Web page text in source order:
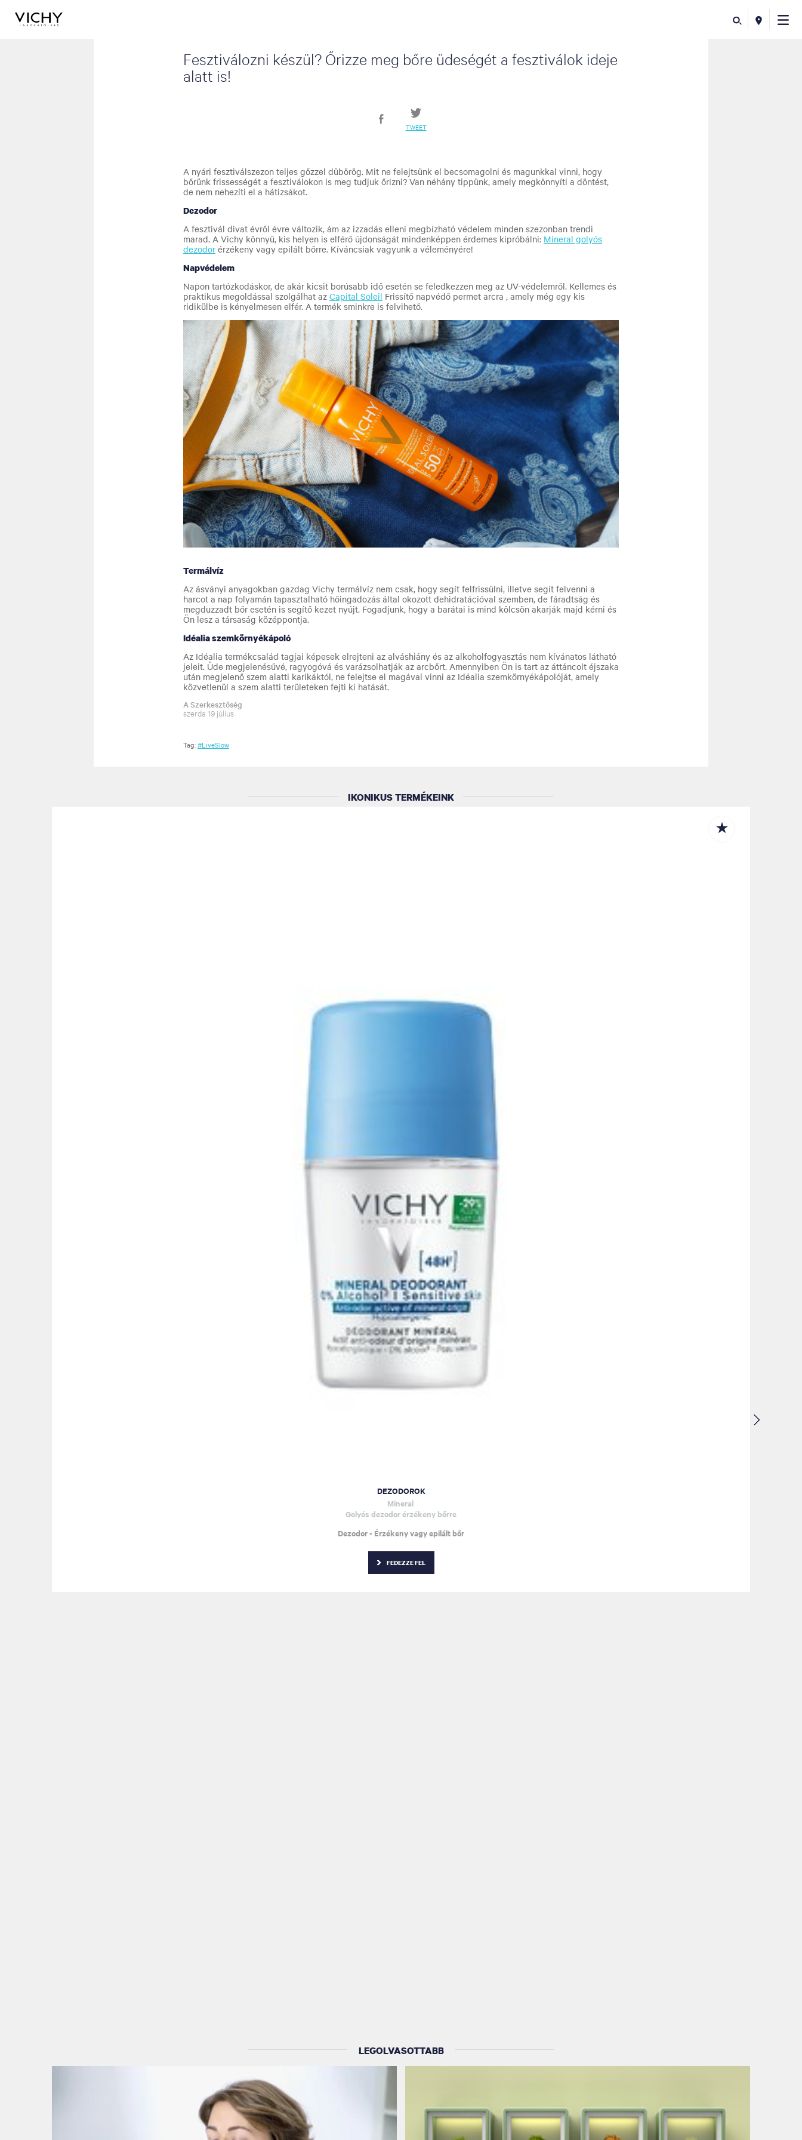
Fesztiválozni készül? Őrizze meg bőre üdeségét a fesztiválok ideje
alatt is!
TWEET
A nyári fesztiválszezon teljes gőzzel dübörög. Mit ne felejtsünk el becsomagolni és magunkkal vinni, hogy
bőrünk frissességét a fesztiválokon is meg tudjuk őrizni? Van néhány tippünk, amely megkönnyíti a döntést,
de nem nehezíti el a hátizsákot.
Dezodor
A fesztivál divat évről évre változik, ám az izzadás elleni megbízható védelem minden szezonban trendi
marad. A Vichy könnyű, kis helyen is elférő újdonságát mindenképpen érdemes kipróbálni: Mineral golyós
dezodor érzékeny vagy epilált bőrre. Kíváncsiak vagyunk a véleményére!
Napvédelem
Napon tartózkodáskor, de akár kicsit borúsabb idő esetén se feledkezzen meg az UV-védelemről. Kellemes és
praktikus megoldással szolgálhat az Capital Soleil Frissítő napvédő permet arcra , amely még egy kis
ridikülbe is kényelmesen elfér. A termék sminkre is felvihető.
Termálvíz
Az ásványi anyagokban gazdag Vichy termálvíz nem csak, hogy segít felfrissülni, illetve segít felvenni a
harcot a nap folyamán tapasztalható hőingadozás által okozott dehidratációval szemben, de fáradtság és
megduzzadt bőr esetén is segítő kezet nyújt. Fogadjunk, hogy a barátai is mind kölcsön akarják majd kérni és
Ön lesz a társaság középpontja.
Idéalia szemkörnyékápoló
Az Idéalia termékcsalád tagjai képesek elrejteni az alváshiány és az alkoholfogyasztás nem kívánatos látható
jeleit. Üde megjelenésűvé, ragyogóvá és varázsolhatják az arcbőrt. Amennyiben Ön is tart az áttáncolt éjszaka
után megjelenő szem alatti karikáktól, ne felejtse el magával vinni az Idéalia szemkörnyékápolóját, amely
közvetlenül a szem alatti területeken fejti ki hatását.
A Szerkesztőség
szerda 19 július
Tag:#LiveSlow
IKONIKUS TERMÉKEINK
DEZODOROK
Mineral
Golyós dezodor érzékeny bőrre
Dezodor - Érzékeny vagy epilált bőr
FEDEZZE FEL
LEGOLVASOTTABB